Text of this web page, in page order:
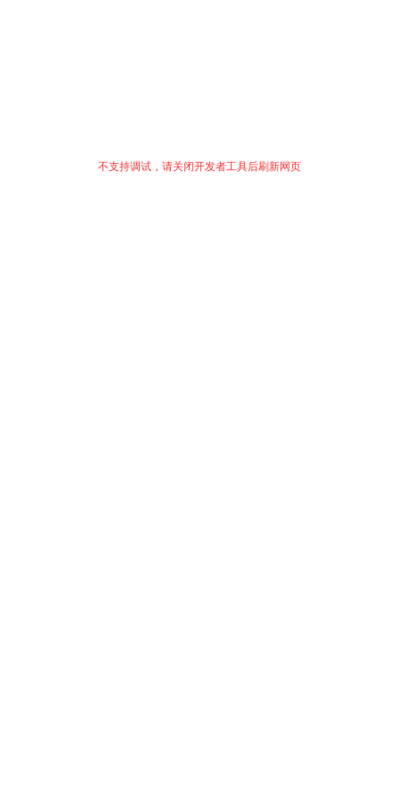
不支持调试，请关闭开发者工具后刷新网页